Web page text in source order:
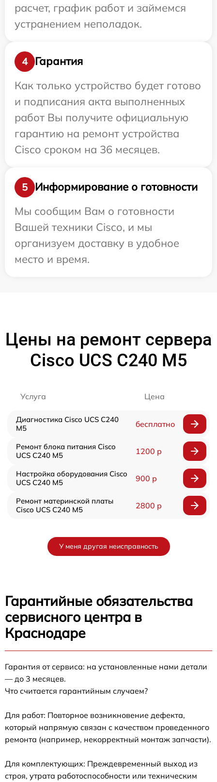
расчет, график работ и займемся
устранением неполадок.
4
Гарантия
Как только устройство будет готово
и подписания акта выполненных
работ Вы получите официальную
гарантию на ремонт устройства
Cisco сроком на 36 месяцев.
5
Информирование о готовности
Мы сообщим Вам о готовности
Вашей техники Cisco, и мы
организуем доставку в удобное
место и время.
Цены на ремонт сервера
Cisco UCS C240 M5
Услуга Цена
Диагностика Cisco UCS C240
M5
бесплатно
Ремонт блока питания Cisco
UCS C240 M5
1200 р
Настройка оборудования Cisco
UCS C240 M5
900 р
Ремонт материнской платы
Cisco UCS C240 M5
2800 р
У меня другая неисправность
Гарантийные обязательства
сервисного центра в
Краснодаре
Гарантия от сервиса: на установленные нами детали
— до 3 месяцев.
Что считается гарантийным случаем?
Для работ: Повторное возникновение дефекта,
который напрямую связан с качеством проведенного
ремонта (например, некорректный монтаж запчасти).
Для комплектующих: Преждевременный выход из
строя, утрата работоспособности или техническим